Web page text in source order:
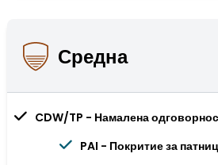
Средна
CDW/TP - Намалена
PAI - Покритие за